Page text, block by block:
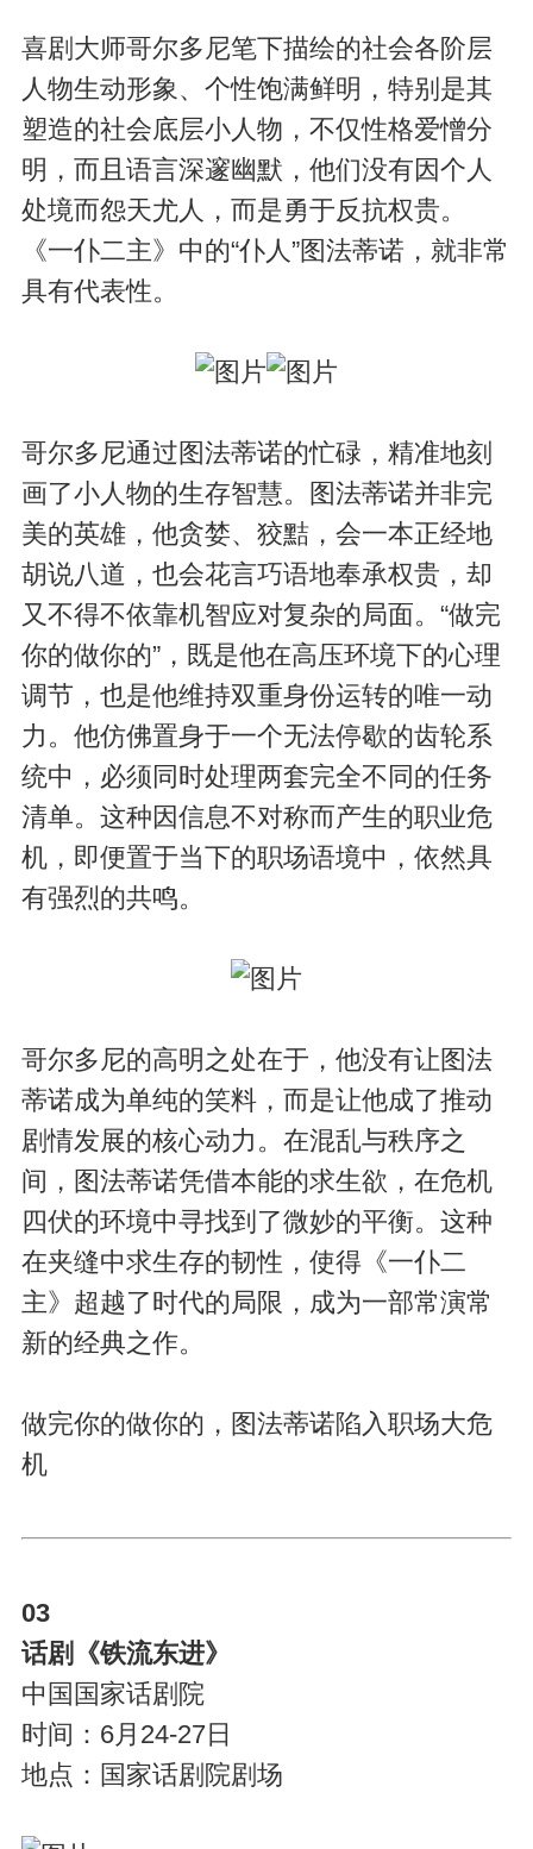
喜剧大师哥尔多尼笔下描绘的社会各阶层
人物生动形象、个性饱满鲜明，特别是其
塑造的社会底层小人物，不仅性格爱憎分
明，而且语言深邃幽默，他们没有因个人
处境而怨天尤人，而是勇于反抗权贵。
《一仆二主》中的“仆人”图法蒂诺，就非常
具有代表性。
哥尔多尼通过图法蒂诺的忙碌，精准地刻
画了小人物的生存智慧。图法蒂诺并非完
美的英雄，他贪婪、狡黠，会一本正经地
胡说八道，也会花言巧语地奉承权贵，却
又不得不依靠机智应对复杂的局面。“做完
你的做你的”，既是他在高压环境下的心理
调节，也是他维持双重身份运转的唯一动
力。他仿佛置身于一个无法停歇的齿轮系
统中，必须同时处理两套完全不同的任务
清单。这种因信息不对称而产生的职业危
机，即便置于当下的职场语境中，依然具
有强烈的共鸣。
哥尔多尼的高明之处在于，他没有让图法
蒂诺成为单纯的笑料，而是让他成了推动
剧情发展的核心动力。在混乱与秩序之
间，图法蒂诺凭借本能的求生欲，在危机
四伏的环境中寻找到了微妙的平衡。这种
在夹缝中求生存的韧性，使得《一仆二
主》超越了时代的局限，成为一部常演常
新的经典之作。
做完你的做你的，图法蒂诺陷入职场大危
机
03
话剧《铁流东进》
中国国家话剧院
时间：6月24-27日
地点：国家话剧院剧场